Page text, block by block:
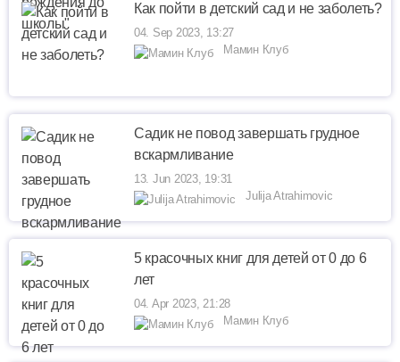
Как пойти в детский сад и не заболеть?
04. Sep 2023, 13:27
Мамин Клуб
Садик не повод завершать грудное
вскармливание
13. Jun 2023, 19:31
Julija Atrahimovic
5 красочных книг для детей от 0 до 6
лет
04. Apr 2023, 21:28
Мамин Клуб